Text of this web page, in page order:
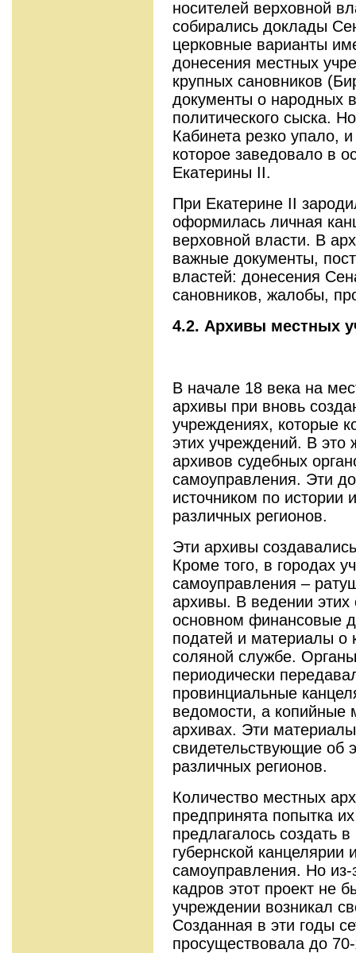
носителей верховной
собирались доклады
церковные варианты
донесения местных
крупных сановников
документы о народных
политического сыска.
Кабинета резко упало,
которое заведовало в
Екатерины II.
При Екатерине II
оформилась личная
верховной власти. В
важные документы,
властей: донесения
сановников, жалобы,
4.2. Архивы местных
В начале 18 века на
архивы при вновь
учреждениях, которые
этих учреждений. В это
архивов судебных
самоуправления. Эти
источником по истории
различных регионов.
Эти архивы
Кроме того, в городах
самоуправления –
архивы. В ведении этих
основном финансовые
податей и материалы о
соляной службе.
периодически
провинциальные
ведомости, а копийные
архивах. Эти
свидетельствующие об
различных регионов.
Количество местных
предпринята попытка
предлагалось создать
губернской канцелярии
самоуправления. Но
кадров этот проект не
учреждении возникал
Созданная в эти годы
просуществовала до